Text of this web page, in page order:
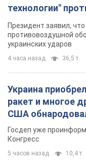
технологии"
Президент заявил,
противовоздушной
украинских ударов
4 часа назад 36,5 т.
Украина
ракет и многое
США
Госдеп уже
Конгресс
5 часов назад 10,4 т.